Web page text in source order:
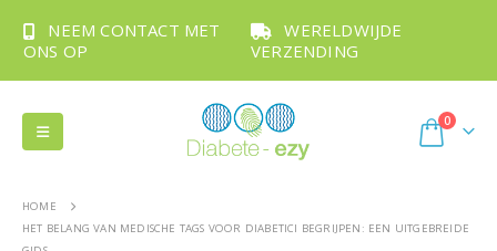
NEEM CONTACT MET
ONS OP
WERELDWIJDE
VERZENDING
0
HOME
HET BELANG VAN MEDISCHE TAGS VOOR DIABETICI BEGRIJPEN: EEN UITGEBREIDE